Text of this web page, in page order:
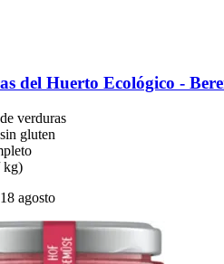
del Huerto Ecológico -​
verduras
gluten
kg)
agosto